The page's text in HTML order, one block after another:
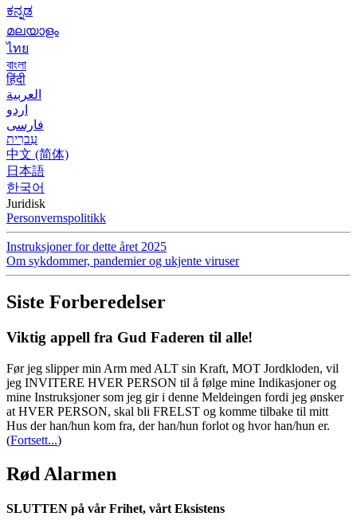
ಕನ್ನಡ
മലയാളം
ไทย
বাংলা
हिंदी
العربية
اردو
فارسی
עִברִית
中文 (简体)
日本語
한국어
Juridisk
Personvernspolitikk
Instruksjoner for dette året 2025
Om sykdommer, pandemier og ukjente viruser
Siste Forberedelser
Viktig appell fra Gud Faderen til alle!
Før jeg slipper min Arm med ALT sin Kraft, MOT Jordkloden, vil
jeg INVITERE HVER PERSON til å følge mine Indikasjoner og
mine Instruksjoner som jeg gir i denne Meldeingen fordi jeg ønsker
at HVER PERSON, skal bli FRELST og komme tilbake til mitt
Hus der han/hun kom fra, der han/hun forlot og hvor han/hun er.
(Fortsett...)
Rød Alarmen
SLUTTEN på vår Frihet, vårt Eksistens